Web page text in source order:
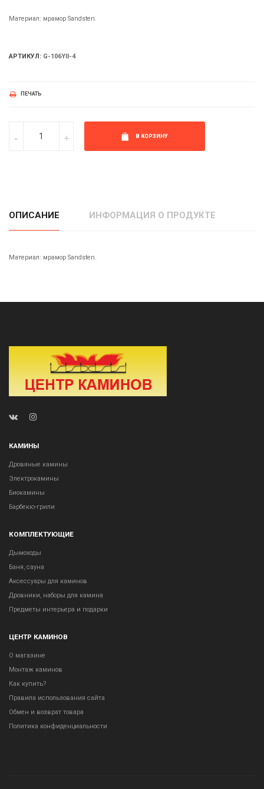
Материал: мрамор Sandsten.
АРТИКУЛ: G-106YII-4
ПЕЧАТЬ
В КОРЗИНУ
ОПИСАНИЕ ИНФОРМАЦИЯ О ПРОДУКТЕ
Материал: мрамор Sandsten.
КАМИНЫ
Дровяные камины
Электрокамины
Биокамины
Барбекю-грили
КОМПЛЕКТУЮЩИЕ
Дымоходы
Баня, сауна
Аксессуары для каминов
Дровники, наборы для камина
Предметы интерьера и подарки
ЦЕНТР КАМИНОВ
О магазине
Монтаж каминов
Как купить?
Правила использования сайта
Обмен и возврат товара
Политика конфиденциальности